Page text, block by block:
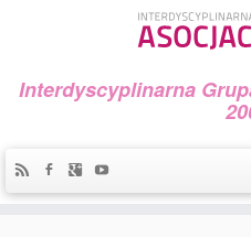
Interdyscyplinarna